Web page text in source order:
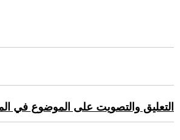
التعليق والتصويت على الموضوع في